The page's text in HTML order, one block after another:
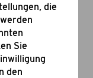
die
Sie
den